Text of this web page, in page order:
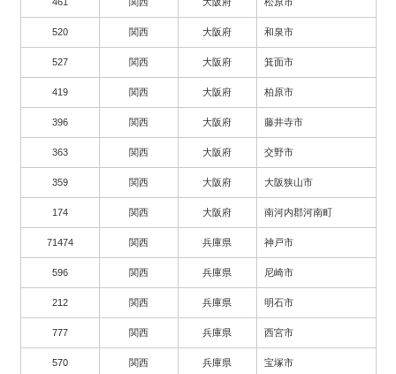
520 関西 大阪府 和泉市
527 関西 大阪府 箕面市
419 関西 大阪府 柏原市
396 関西 大阪府 藤井寺市
363 関西 大阪府 交野市
359 関西 大阪府 大阪狭山市
174 関西 大阪府 南河内郡河南町
71474 関西 兵庫県 神戸市
596 関西 兵庫県 尼崎市
212 関西 兵庫県 明石市
777 関西 兵庫県 西宮市
570 関西 兵庫県 宝塚市